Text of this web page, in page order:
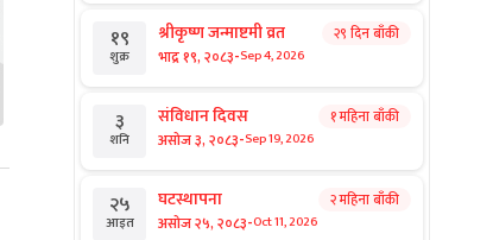
१९
शुक्र
श्रीकृष्ण जन्माष्टमी व्रत
भाद्र १९, २०८३-Sep 4, 2026
२९ दिन बाँकी
३
शनि
संविधान दिवस
असोज ३, २०८३-Sep 19, 2026
१ महिना बाँकी
२५
आइत
घटस्थापना
असोज २५, २०८३-Oct 11, 2026
२ महिना बाँकी